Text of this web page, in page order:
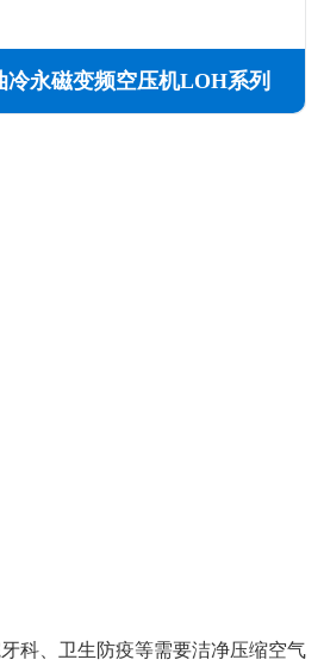
冷永磁变频空压机LOH系列
科、卫生防疫等需要洁净压缩空气